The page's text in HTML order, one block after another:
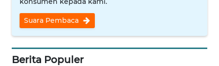
Suara Pembaca
Berita Populer
DESA
WISATA
LAPAK